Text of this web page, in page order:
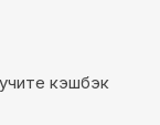
кэшбэк